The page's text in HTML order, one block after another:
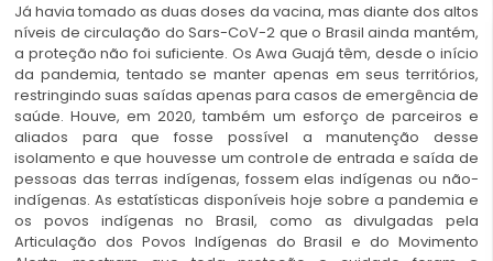
Já havia tomado as duas doses da vacina, mas diante dos altos
níveis de circulação do Sars-CoV-2 que o Brasil ainda mantém,
a proteção não foi suficiente. Os Awa Guajá têm, desde o início
da pandemia, tentado se manter apenas em seus territórios,
restringindo suas saídas apenas para casos de emergência de
saúde. Houve, em 2020, também um esforço de parceiros e
aliados para que fosse possível a manutenção desse
isolamento e que houvesse um controle de entrada e saída de
pessoas das terras indígenas, fossem elas indígenas ou não-
indígenas. As estatísticas disponíveis hoje sobre a pandemia e
os povos indígenas no Brasil, como as divulgadas pela
Articulação dos Povos Indígenas do Brasil e do Movimento